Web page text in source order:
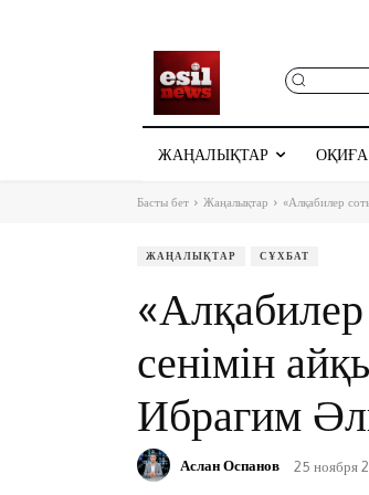
ЖАҢАЛЫҚТАР ОҚИҒА
Басты бет Жаңалықтар «Алқабилер
ЖАҢАЛЫҚТАР СҰХБАТ
сенімін
Ибрагим
Аслан Оспанов 25 ноября